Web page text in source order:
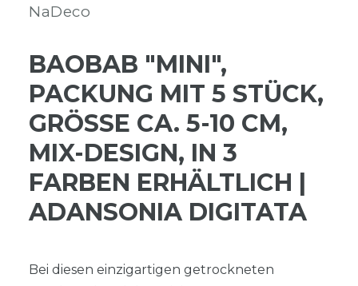
NaDeco
BAOBAB "MINI",
PACKUNG MIT 5 STÜCK,
GRÖSSE CA. 5-10 CM, M
IX-DESIGN, IN 3 F
ARBEN ERHÄLTLICH | A
DANSONIA DIGITATA
Bei diesen einzigartigen getrockneten